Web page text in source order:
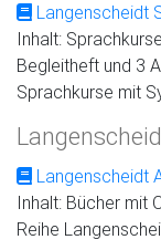
Langenscheidt
Inhalt:
Begleitheft und 3
Sprachkurse mit
Langenscheidt
Inhalt: Bücher mit
Reihe